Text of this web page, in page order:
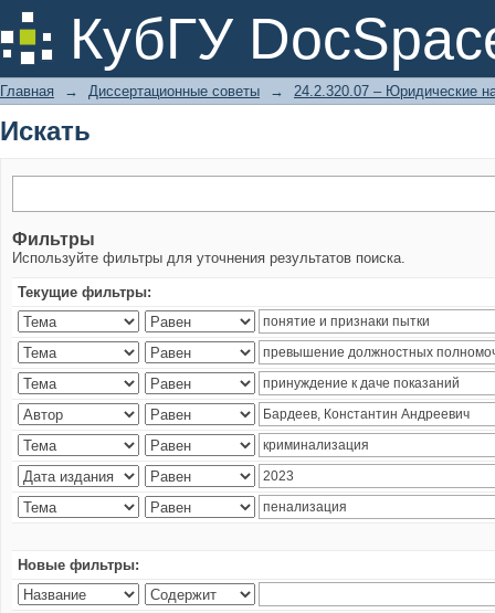
КубГУ
Искать
Главная → Диссертационные советы → 24.2.320.07 – Юридические
Искать
Фильтры
Используйте фильтры для уточнения результатов поиска.
Текущие фильтры:
Новые фильтры: